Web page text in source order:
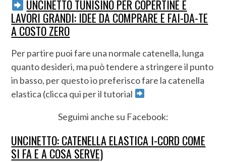
UNCINETTO TUNISINO PER COPERTINE E
LAVORI GRANDI: IDEE DA COMPRARE E FAI-DA-TE
A COSTO ZERO
Per partire puoi fare una normale catenella, lunga
quanto desideri, ma può tendere a stringere il punto
in basso, per questo io preferisco fare la catenella
elastica (clicca qui per il tutorial
Seguimi anche su Facebook:
UNCINETTO: CATENELLA ELASTICA I-CORD COME
SI FA E A COSA SERVE)